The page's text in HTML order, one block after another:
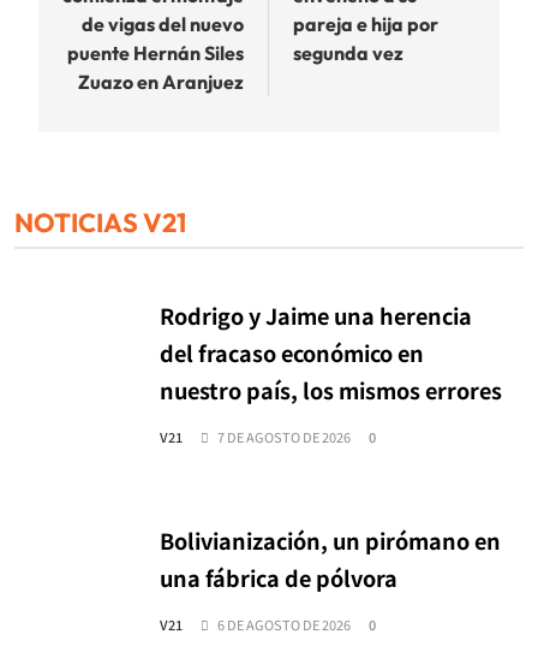
entradas
de vigas del nuevo
puente Hernán Siles
Zuazo en Aranjuez
pareja e hija por
segunda vez
NOTICIAS V21
Rodrigo y Jaime una herencia
del fracaso económico en
nuestro país, los mismos errores
V21 7 DE AGOSTO DE 2026 0
Bolivianización, un pirómano en
una fábrica de pólvora
V21 6 DE AGOSTO DE 2026 0